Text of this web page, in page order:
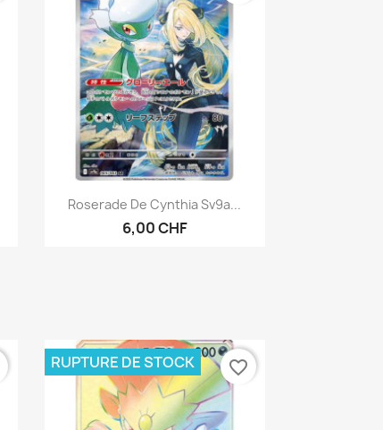
Aperçu rapide
Roserade De Cynthia Sv9a...
6,00 CHF
RUPTURE DE STOCK favorite_border